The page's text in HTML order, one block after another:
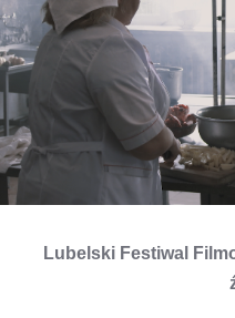
Lubelski Festiwal